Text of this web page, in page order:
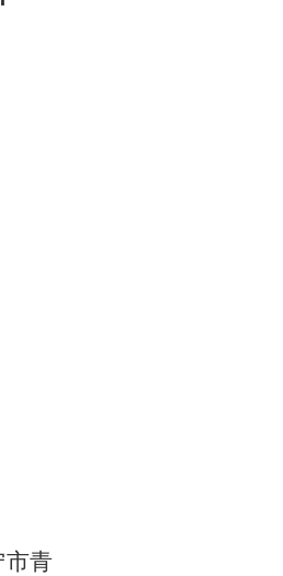
市青